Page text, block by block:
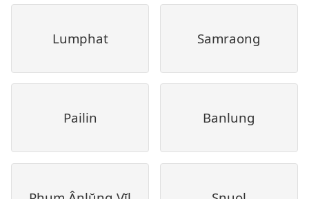
Lumphat Samraong
Pailin Banlung